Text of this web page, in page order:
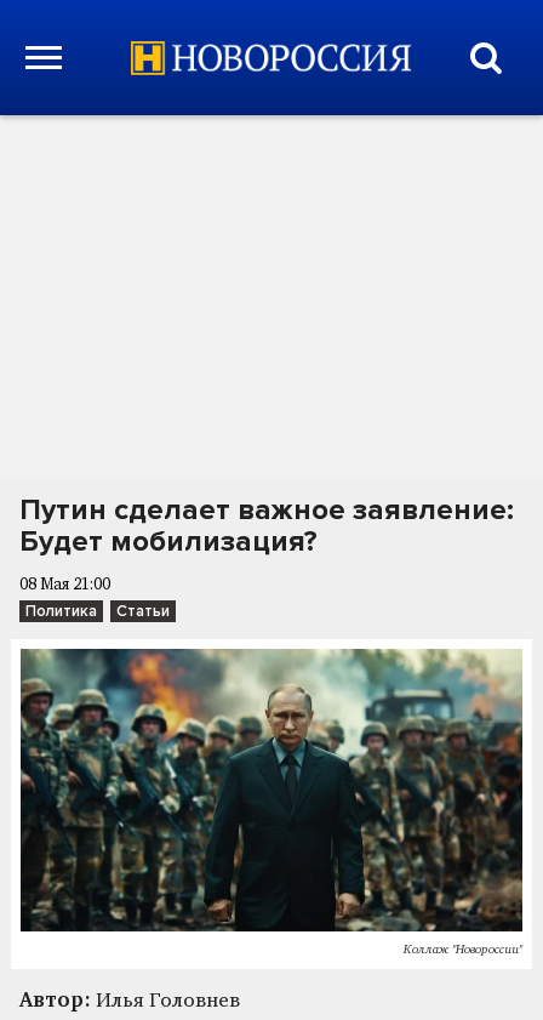
Путин сделает важное заявление:
Будет мобилизация?
08 Мая 21:00
Политика Статьи
Коллаж "Новороссии"
Автор: Илья Головнев